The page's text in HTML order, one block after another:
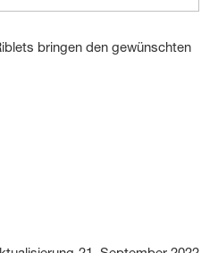
bringen den gewünschten